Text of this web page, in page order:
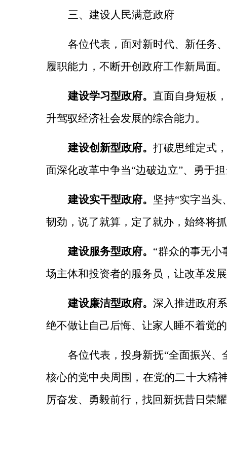
三、建设人民满意政府
各位代表，面对新时代、新任务
履职能力，不断开创政府工作新局面。
建设学习型政府。 直面自身短板
升驾驭经济社会发展的综合能力。
建设创新型政府。 打破思维定式
面深化改革中争当“边破边立”、勇于
建设实干型政府。 坚持“实字当
韧劲，说了就算，定了就办，始终将
建设服务型政府。 “群众的事无小
场主体和投资者的服务员，让改革发
建设廉洁型政府。 深入推进政府
绝不做让自己后悔、让家人睡不着觉
各位代表，投身新抚“全面振兴
核心的党中央周围，在党的二十大精
厉奋发、勇毅前行，找回新抚昔日荣